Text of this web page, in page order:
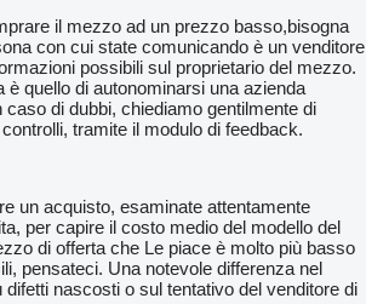
il mezzo ad un prezzo basso,bisogna
con cui state comunicando è un venditore
possibili sul proprietario del mezzo.
è quello di autonominarsi una azienda
caso di dubbi, chiediamo gentilmente di
tramite il modulo di feedback.
un acquisto, esaminate attentamente
per capire il costo medio del modello del
di offerta che Le piace è molto più basso
pensateci. Una notevole differenza nel
nascosti o sul tentativo del venditore di